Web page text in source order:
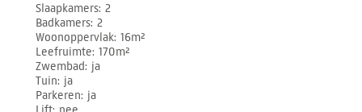
Slaapkamers 2
Badkamers 2
Woonoppervlak 16m²
Leefruimte 170m²
Zwembad ja
Tuin ja
Parkeren ja